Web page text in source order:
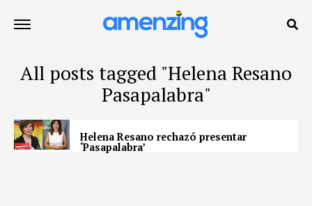
All posts tagged "Helena Resano
Pasapalabra"
Helena Resano rechazó presentar
‘Pasapalabra’